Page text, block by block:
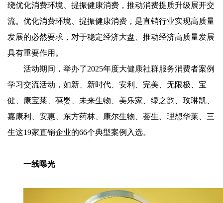
绕优化消费环境、提振健康消费，推动消费提质升级展开交
流。优化消费环境、提振健康消费，是直销行业实现高质量
发展的必然要求，对于稳定经济大盘、推动经济高质量发展
具有重要作用。
活动期间，举办了2025年度大健康社群服务消费者案例
学习交流活动，如新、新时代、安利、完美、无限极、宝
健、康宝莱、葆婴、未来生物、美乐家、绿之韵、玫琳凯、
嘉康利、安惠、东方药林、康尔生物、荟生、理想华莱、三
生这19家直销企业的66个典型案例入选。
一线曝光